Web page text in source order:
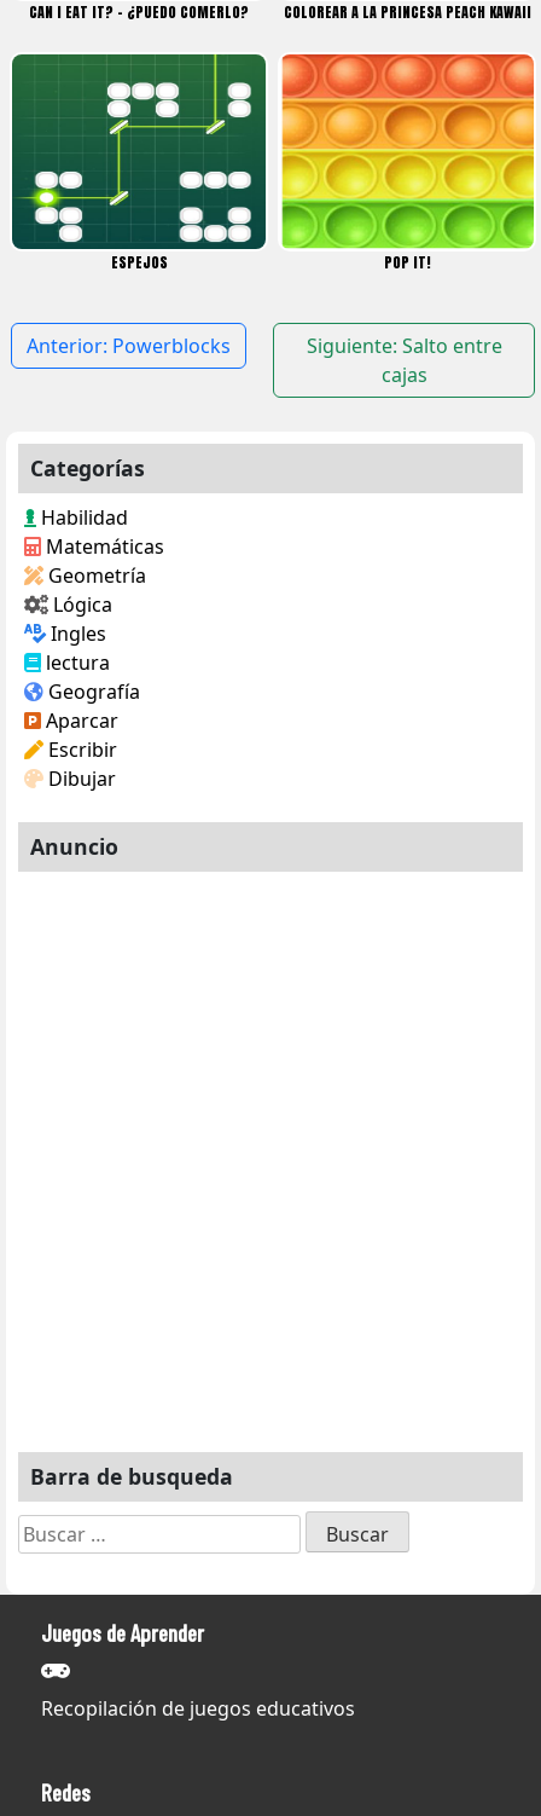
CAN I EAT IT? – ¿PUEDO COMERLO? COLOREAR A LA PRINCESA PEACH KAWAII
ESPEJOS POP IT!
Navegación
de
Anterior: Powerblocks Siguiente: Salto entre
cajas
Categorías
Habilidad
Matemáticas
Geometría
Lógica
Ingles
lectura
Geografía
Aparcar
Escribir
Dibujar
Anuncio
Barra de busqueda
Buscar:
Juegos de Aprender
Recopilación de juegos educativos
Redes